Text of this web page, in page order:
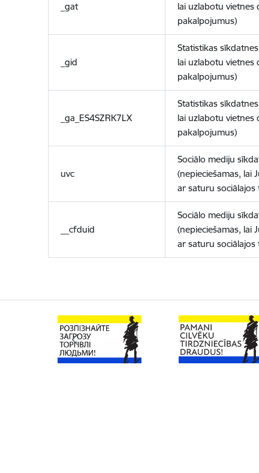
_gat
lai uzlabotu vietnes
pakalpojumus)
_gid
Statistikas
lai uzlabotu vietnes
pakalpojumus)
_ga_ES4SZRK7LX
Statistikas
lai uzlabotu vietnes
pakalpojumus)
uvc
Sociālo mediju
(nepieciešamas, lai
ar saturu sociālajos
__cfduid
Sociālo mediju
(nepieciešamas, lai
ar saturu sociālajos